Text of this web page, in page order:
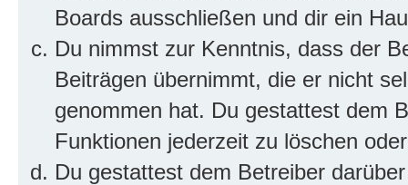
Boards ausschließen und dir ein
Du nimmst zur Kenntnis, dass der
Beiträgen übernimmt, die er nicht
genommen hat. Du gestattest dem
Funktionen jederzeit zu löschen
Du gestattest dem Betreiber